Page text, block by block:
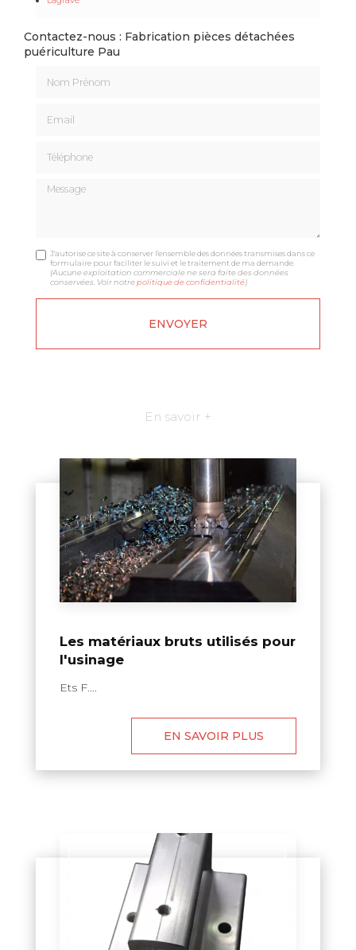
Contactez-nous : Fabrication pièces détachées
puériculture Pau
Message
J'autorise ce site à conserver l'ensemble des données transmises dans ce
formulaire pour faciliter le suivi et le traitement de ma demande.
(Aucune exploitation commerciale ne sera faite des données
conservées. Voir notrepolitique de confidentialité)
En savoir +
Les matériaux bruts utilisés pour
l'usinage
Ets F....
EN SAVOIR PLUS